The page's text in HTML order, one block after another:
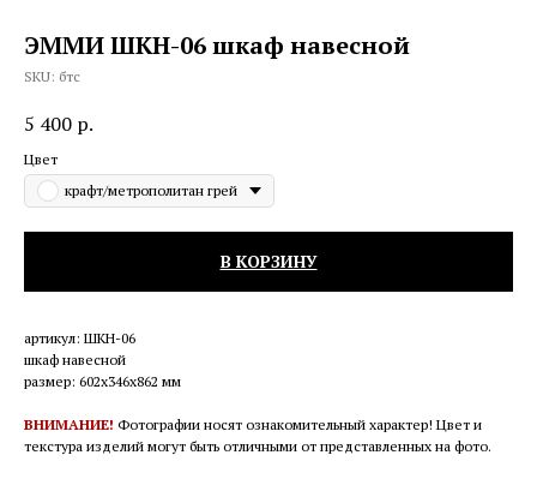
ЭММИ ШКН-06 шкаф навесной
SKU: бтс
5 400 р.
Цвет
крафт/метрополитан грей
В КОРЗИНУ
артикул: ШКН-06
шкаф навесной
размер: 602х346х862 мм
ВНИМАНИЕ! Фотографии носят ознакомительный характер! Цвет и
текстура изделий могут быть отличными от представленных на фото.